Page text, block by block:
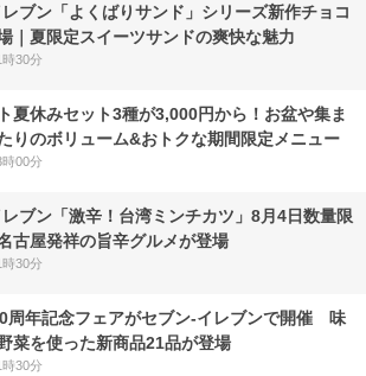
レブン「よくばりサンド」シリーズ新作チョコ
｜夏限定スイーツサンドの爽快な魅力
30分
夏休みセット3種が3,000円から！お盆や集ま
りのボリューム&おトクな期間限定メニュー
00分
ブン「激辛！台湾ミンチカツ」8月4日数量限
古屋発祥の旨辛グルメが登場
30分
周年記念フェアがセブン-イレブンで開催 味
菜を使った新商品21品が登場
30分